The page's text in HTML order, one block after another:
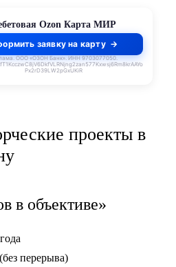
Кредитная Ozon Карта
заявку на карту
ООО «ОЗОН Банк». ИНН 9703077050.
Px2rD39LW2pGxUKiR
проекты в
в объективе»
перерыва)